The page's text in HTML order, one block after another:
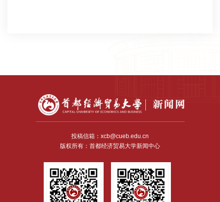
投稿信箱：xcb@cueb.edu.cn
版权所有：首都经济贸易大学新闻中心